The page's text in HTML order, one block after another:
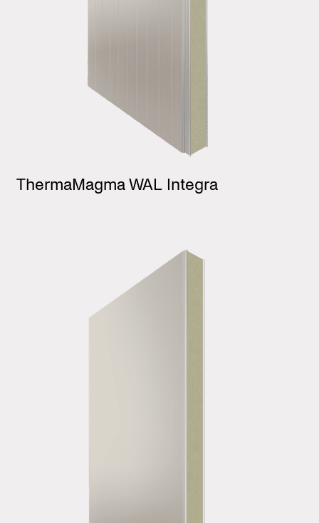
ThermaMagma WAL Integra